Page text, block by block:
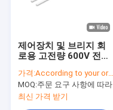
제어장치 및 브리지 회
로용 고전량 600V 전력
가격:According to your order requirement
MOQ:주문 요구 사항에 따라
최신 가격 받기